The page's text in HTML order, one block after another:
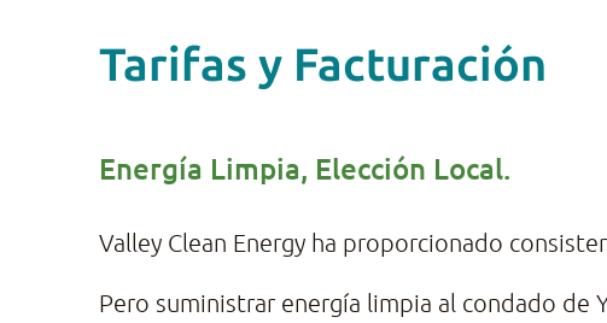
Tarifas y Facturación
Energía Limpia, Elección Local.
Valley Clean Energy ha proporcionado
Pero suministrar energía limpia al condado